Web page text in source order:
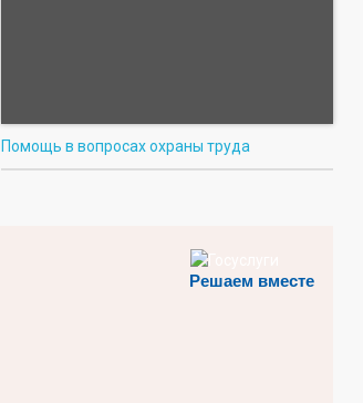
Помощь в вопросах охраны труда
Решаем вместе